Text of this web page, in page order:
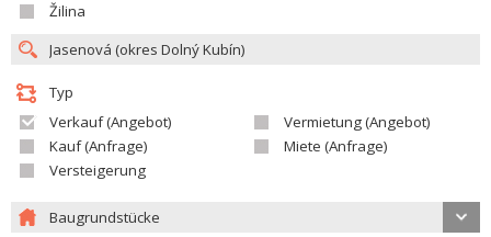
Žilina
Typ
Verkauf (Angebot)
Vermietung (Angebot)
Kauf (Anfrage)
Miete (Anfrage)
Versteigerung
Baugrundstücke